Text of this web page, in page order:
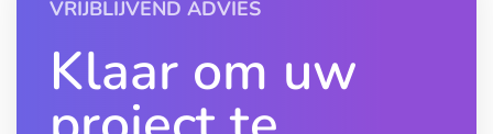
VRIJBLIJVEND ADVIES
Klaar om uw